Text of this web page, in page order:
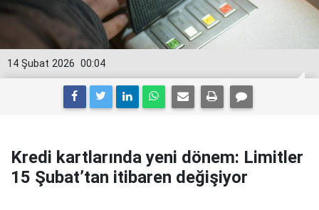
00:04
14 Şubat 2026
Kredi kartlarında yeni dönem: Limitler
15 Şubat’tan itibaren değişiyor